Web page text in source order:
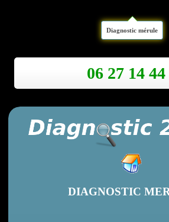
Diagnostic mérule
06 27 14 44
DIAGNOSTIC